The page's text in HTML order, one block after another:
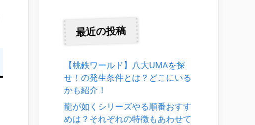
最近の投稿
【桃鉄ワールド】八大UMAを探
せ！の発生条件とは？どこにいる
かも紹介！
龍が如くシリーズやる順番おすす
めは？それぞれの特徴もあわせて